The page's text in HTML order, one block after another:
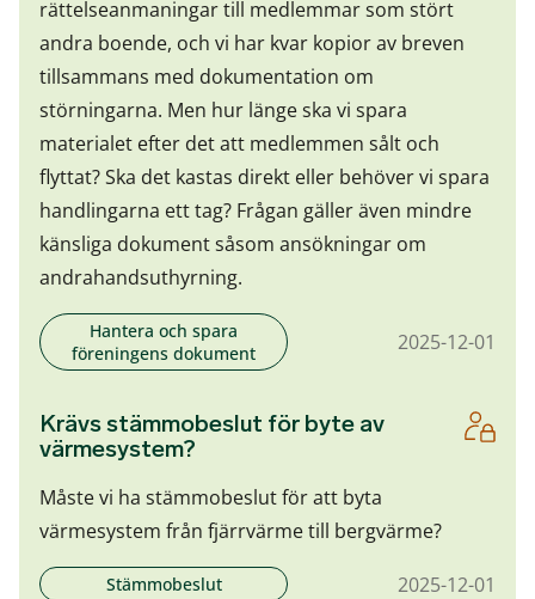
rättelseanmaningar till medlemmar som stört
andra boende, och vi har kvar kopior av breven
tillsammans med dokumentation om
störningarna. Men hur länge ska vi spara
materialet efter det att medlemmen sålt och
flyttat? Ska det kastas direkt eller behöver vi spara
handlingarna ett tag? Frågan gäller även mindre
känsliga dokument såsom ansökningar om
andrahandsuthyrning.
Hantera och spara
föreningens dokument
2025-12-01
Krävs stämmobeslut för byte av
värmesystem?
Måste vi ha stämmobeslut för att byta
värmesystem från fjärrvärme till bergvärme?
Stämmobeslut 2025-12-01